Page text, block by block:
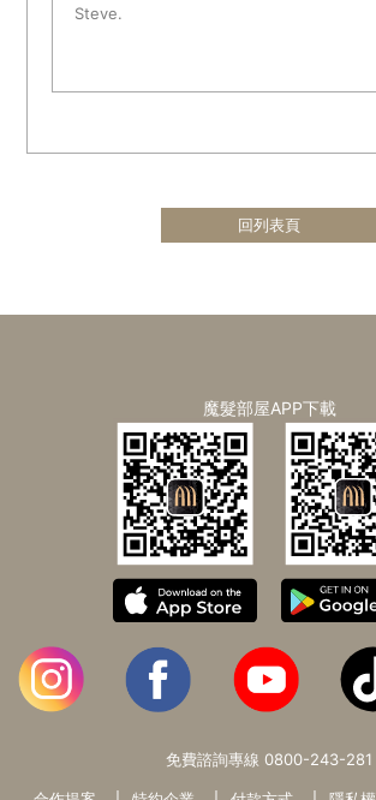
Steve.
回列表頁
魔髮部屋APP下載
免費諮詢專線 0800-243-281